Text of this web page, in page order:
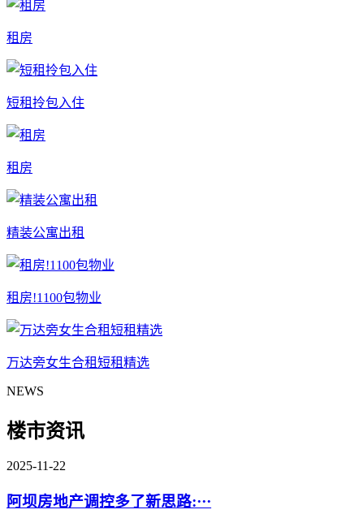
租房
短租拎包入住
租房
精装公寓出租
租房!1100包物业
万达旁女生合租短租精选
NEWS
楼市资讯
2025-11-22
阿坝房地产调控多了新思路:···